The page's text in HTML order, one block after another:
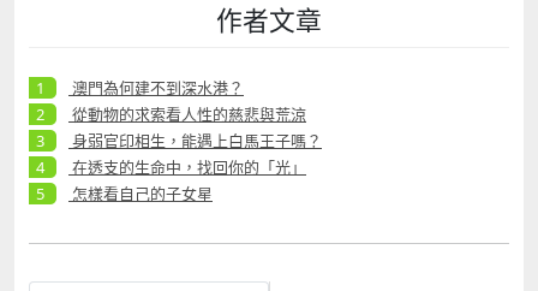
作者文章
澳門為何建不到深水港？
從動物的求索看人性的慈悲與荒涼
身弱官印相生，能遇上白馬王子嗎？
在透支的生命中，找回你的「光」
怎樣看自己的子女星